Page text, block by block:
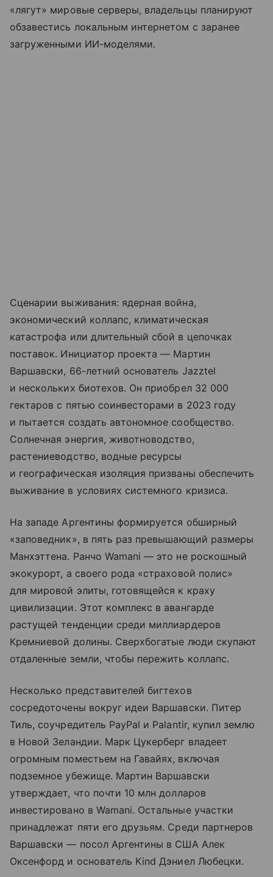
«лягут» мировые серверы, владельцы планируют
обзавестись локальным интернетом с заранее
загруженными ИИ-моделями.
Сценарии выживания: ядерная война,
экономический коллапс, климатическая
катастрофа или длительный сбой в цепочках
поставок. Инициатор проекта — Мартин
Варшавски, 66-летний основатель Jazztel
и нескольких биотехов. Он приобрел 32 000
гектаров с пятью соинвесторами в 2023 году
и пытается создать автономное сообщество.
Солнечная энергия, животноводство,
растениеводство, водные ресурсы
и географическая изоляция призваны обеспечить
выживание в условиях системного кризиса.
На западе Аргентины формируется обширный
«заповедник», в пять раз превышающий размеры
Манхэттена. Ранчо Wamani — это не роскошный
экокурорт, а своего рода «страховой полис»
для мировой элиты, готовящейся к краху
цивилизации. Этот комплекс в авангарде
растущей тенденции среди миллиардеров
Кремниевой долины. Сверхбогатые люди скупают
отдаленные земли, чтобы пережить коллапс.
Несколько представителей бигтехов
сосредоточены вокруг идеи Варшавски. Питер
Тиль, соучредитель PayPal и Palantir, купил землю
в Новой Зеландии. Марк Цукерберг владеет
огромным поместьем на Гавайях, включая
подземное убежище. Мартин Варшавски
утверждает, что почти 10 млн долларов
инвестировано в Wamani. Остальные участки
принадлежат пяти его друзьям. Среди партнеров
Варшавски — посол Аргентины в США Алек
Оксенфорд и основатель Kind Дэниел Любецки.